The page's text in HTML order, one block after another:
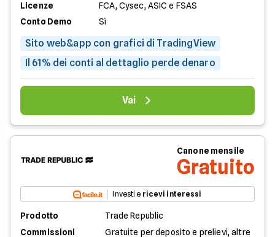
Licenze
FCA, Cysec, ASIC e FSAS
Conto Demo
Sì
Sito web&app con grafici di TradingView
Il 61% dei conti al dettaglio perde denaro
Vai
Canone mensile
Gratuito
Investi e ricevi interessi
Prodotto
Trade Republic
Commissioni
Gratuite per deposito e prelievi, altre